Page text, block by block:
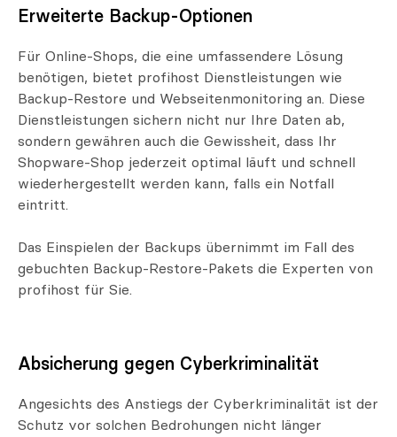
Erweiterte Backup-Optionen
Für Online-Shops, die eine umfassendere Lösung
benötigen, bietet profihost Dienstleistungen wie
Backup-Restore und Webseitenmonitoring an. Diese
Dienstleistungen sichern nicht nur Ihre Daten ab,
sondern gewähren auch die Gewissheit, dass Ihr
Shopware-Shop jederzeit optimal läuft und schnell
wiederhergestellt werden kann, falls ein Notfall
eintritt.
Das Einspielen der Backups übernimmt im Fall des
gebuchten Backup-Restore-Pakets die Experten von
profihost für Sie.
Absicherung gegen Cyberkriminalität
Angesichts des Anstiegs der Cyberkriminalität ist der
Schutz vor solchen Bedrohungen nicht länger